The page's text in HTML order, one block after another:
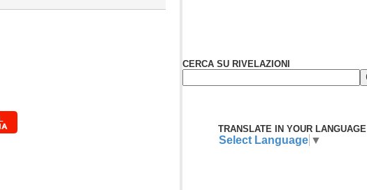
CERCA SU RIVELAZIONI
TRANSLATE IN YOUR LANGUAGE
Select Language ▼